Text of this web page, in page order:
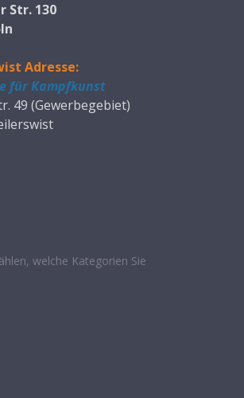
Str. 130
Adresse:
für Kampfkunst
49 (Gewerbegebiet)
welche Kategorien Sie